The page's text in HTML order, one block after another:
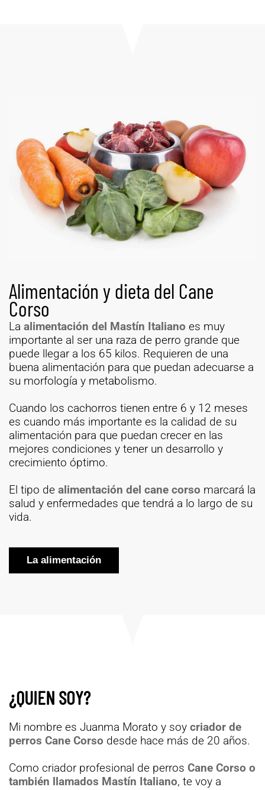
Alimentación y dieta del Cane
Corso
La alimentación del Mastín Italiano es muy
importante al ser una raza de perro grande que
puede llegar a los 65 kilos. Requieren de una
buena alimentación para que puedan adecuarse a
su morfología y metabolismo.
Cuando los cachorros tienen entre 6 y 12 meses
es cuando más importante es la calidad de su
alimentación para que puedan crecer en las
mejores condiciones y tener un desarrollo y
crecimiento óptimo.
El tipo de alimentación del cane corso marcará la
salud y enfermedades que tendrá a lo largo de su
vida.
La alimentación
¿QUIEN SOY?
Mi nombre es Juanma Morato y soy criador de
perros Cane Corso desde hace más de 20 años.
Como criador profesional de perros Cane Corso o
también llamados Mastín Italiano, te voy a